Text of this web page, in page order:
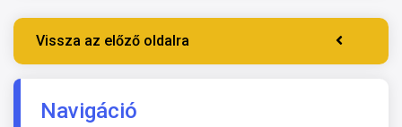
Vissza az előző oldalra
Navigáció